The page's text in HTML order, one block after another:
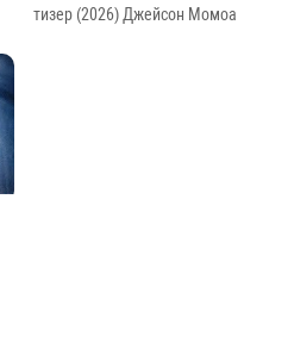
тизер (2026) Джейсон Момоа